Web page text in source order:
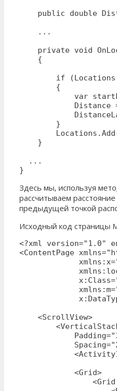
public double
    ...
private void
    {
if
        {
var
Distance
        }
    }
  ...
}
Здесь мы, используя
рассчитываем
предыдущей точкой
Исходный код страницы
<?xml version="1.0"
<ContentPage
    <ScrollView>
            <Grid>